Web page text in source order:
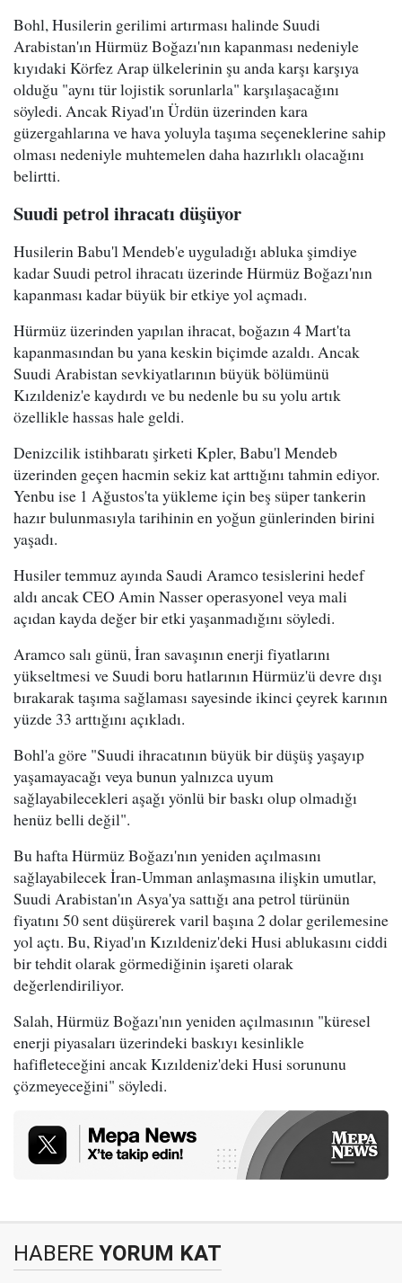
Bohl, Husilerin gerilimi artırması halinde Suudi
Arabistan'ın Hürmüz Boğazı'nın kapanması nedeniyle
kıyıdaki Körfez Arap ülkelerinin şu anda karşı karşıya
olduğu "aynı tür lojistik sorunlarla" karşılaşacağını
söyledi. Ancak Riyad'ın Ürdün üzerinden kara
güzergahlarına ve hava yoluyla taşıma seçeneklerine sahip
olması nedeniyle muhtemelen daha hazırlıklı olacağını
belirtti.
Suudi petrol ihracatı düşüyor
Husilerin Babu'l Mendeb'e uyguladığı abluka şimdiye
kadar Suudi petrol ihracatı üzerinde Hürmüz Boğazı'nın
kapanması kadar büyük bir etkiye yol açmadı.
Hürmüz üzerinden yapılan ihracat, boğazın 4 Mart'ta
kapanmasından bu yana keskin biçimde azaldı. Ancak
Suudi Arabistan sevkiyatlarının büyük bölümünü
Kızıldeniz'e kaydırdı ve bu nedenle bu su yolu artık
özellikle hassas hale geldi.
Denizcilik istihbaratı şirketi Kpler, Babu'l Mendeb
üzerinden geçen hacmin sekiz kat arttığını tahmin ediyor.
Yenbu ise 1 Ağustos'ta yükleme için beş süper tankerin
hazır bulunmasıyla tarihinin en yoğun günlerinden birini
yaşadı.
Husiler temmuz ayında Saudi Aramco tesislerini hedef
aldı ancak CEO Amin Nasser operasyonel veya mali
açıdan kayda değer bir etki yaşanmadığını söyledi.
Aramco salı günü, İran savaşının enerji fiyatlarını
yükseltmesi ve Suudi boru hatlarının Hürmüz'ü devre dışı
bırakarak taşıma sağlaması sayesinde ikinci çeyrek karının
yüzde 33 arttığını açıkladı.
Bohl'a göre "Suudi ihracatının büyük bir düşüş yaşayıp
yaşamayacağı veya bunun yalnızca uyum
sağlayabilecekleri aşağı yönlü bir baskı olup olmadığı
henüz belli değil".
Bu hafta Hürmüz Boğazı'nın yeniden açılmasını
sağlayabilecek İran-Umman anlaşmasına ilişkin umutlar,
Suudi Arabistan'ın Asya'ya sattığı ana petrol türünün
fiyatını 50 sent düşürerek varil başına 2 dolar gerilemesine
yol açtı. Bu, Riyad'ın Kızıldeniz'deki Husi ablukasını ciddi
bir tehdit olarak görmediğinin işareti olarak
değerlendiriliyor.
Salah, Hürmüz Boğazı'nın yeniden açılmasının "küresel
enerji piyasaları üzerindeki baskıyı kesinlikle
hafifleteceğini ancak Kızıldeniz'deki Husi sorununu
çözmeyeceğini" söyledi.
HABERE YORUM KAT